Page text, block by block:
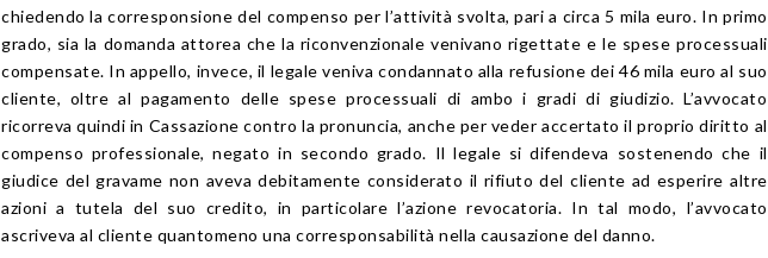
chiedendo la corresponsione del compenso per l’attività svolta, pari a circa 5 mila euro. In primo
grado, sia la domanda attorea che la riconvenzionale venivano rigettate e le spese processuali
compensate. In appello, invece, il legale veniva condannato alla refusione dei 46 mila euro al suo
cliente, oltre al pagamento delle spese processuali di ambo i gradi di giudizio. L’avvocato
ricorreva quindi in Cassazione contro la pronuncia, anche per veder accertato il proprio diritto al
compenso professionale, negato in secondo grado. Il legale si difendeva sostenendo che il
giudice del gravame non aveva debitamente considerato il rifiuto del cliente ad esperire altre
azioni a tutela del suo credito, in particolare l’azione revocatoria. In tal modo, l’avvocato
ascriveva al cliente quantomeno una corresponsabilità nella causazione del danno.